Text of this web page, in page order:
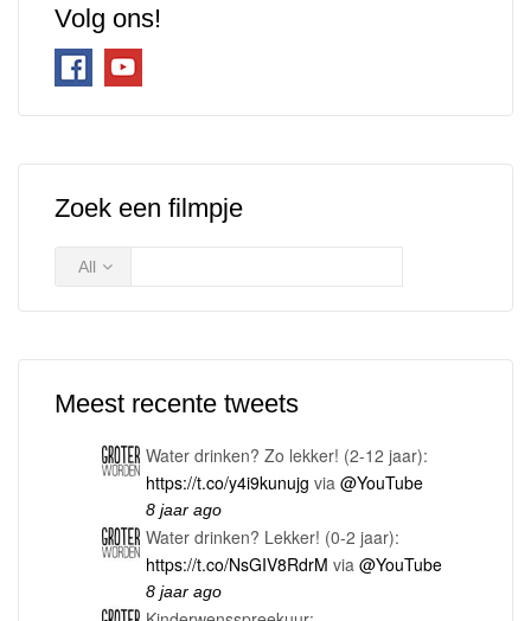
Volg ons!
Zoek een filmpje
All
Meest recente tweets
Water drinken? Zo lekker! (2-12 jaar):
https://t.co/y4i9kunujg via @YouTube
8 jaar ago
Water drinken? Lekker! (0-2 jaar):
https://t.co/NsGIV8RdrM via @YouTube
8 jaar ago